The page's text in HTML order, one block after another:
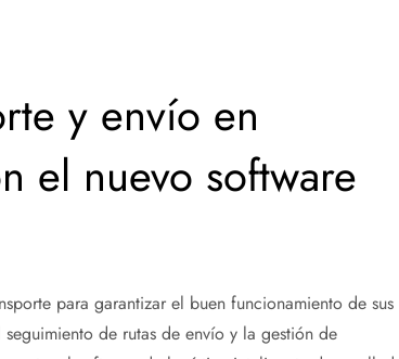
y envío en
el nuevo software
para garantizar el buen funcionamiento de sus
de rutas de envío y la gestión de